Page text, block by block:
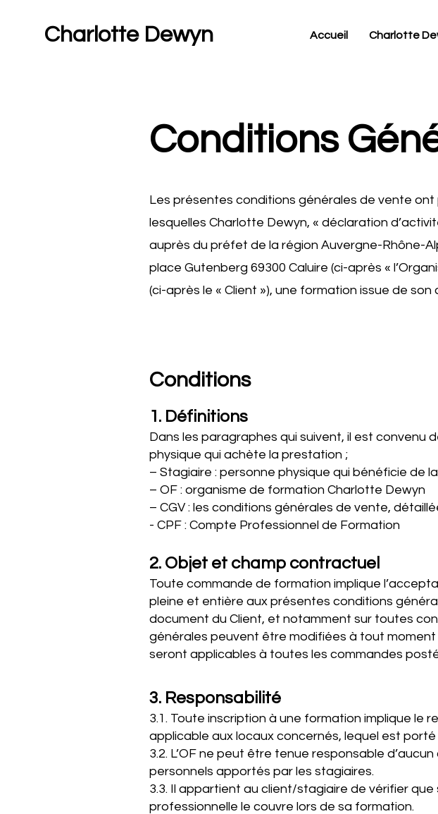
Charlotte Dewyn Accueil Charlotte
Conditions
Les présentes conditions générales de vente
lesquelles Charlotte Dewyn, « déclaration
auprès du préfet de la région Auvergne-Rhône-
place Gutenberg 69300 Caluire (ci-après «
(ci-après le « Client »), une formation issue de
Conditions
1. Définitions
Dans les paragraphes qui suivent, il est convenu
physique qui achète la prestation ;
– Stagiaire : personne physique qui bénéficie de
– OF : organisme de formation Charlotte Dewyn
– CGV : les conditions générales de vente,
- CPF : Compte Professionnel de Formation
2. Objet et champ contractuel
Toute commande de formation implique
pleine et entière aux présentes conditions
document du Client, et notamment sur toutes
générales peuvent être modifiées à tout moment
seront applicables à toutes les commandes
3. Responsabilité
3.1. Toute inscription à une formation implique le
applicable aux locaux concernés, lequel est
3.2. L’OF ne peut être tenue responsable
personnels apportés par les stagiaires.
3.3. Il appartient au client/stagiaire de vérifier
professionnelle le couvre lors de sa formation.